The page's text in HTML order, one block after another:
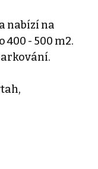
nabízí na
- 500 m2.